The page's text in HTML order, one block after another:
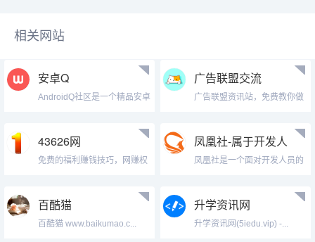
相关网站
安卓Q
AndroidQ社区是一个精品安卓
广告联盟交流
广告联盟资讯站，免费教你做
43626网
免费的福利赚钱技巧，网赚权
凤凰社-属于开发人
员的技术论坛
凤凰社是一个面对开发人员的
百酷猫
百酷猫 www.baikumao.c...
升学资讯网
升学资讯网(5iedu.vip) -...